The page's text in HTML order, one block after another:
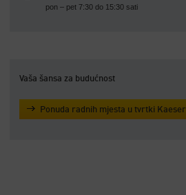
pon – pet 7:30 do 15:30 sati
Vaša šansa za budućnost
Ponuda radnih mjesta u tvrtki Kaeser